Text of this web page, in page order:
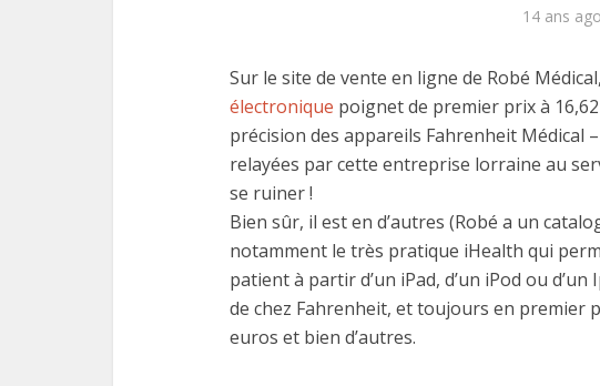
14 ans ago
Sur le site de vente en ligne de Robé
électronique poignet de premier prix à
précision des appareils Fahrenheit Médical
relayées par cette entreprise lorraine au
se ruiner !
Bien sûr, il est en d’autres (Robé a un
notamment le très pratique iHealth qui
patient à partir d’un iPad, d’un iPod ou
de chez Fahrenheit, et toujours en premier
euros et bien d’autres.